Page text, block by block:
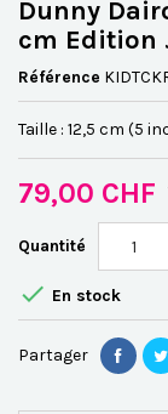
Dunny
cm Edition
Référence
Taille : 12,5 cm (5
79,00 CHF
Quantité
 En stock
Partager